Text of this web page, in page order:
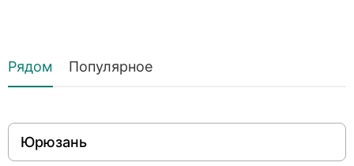
Рядом Популярное
Юрюзань